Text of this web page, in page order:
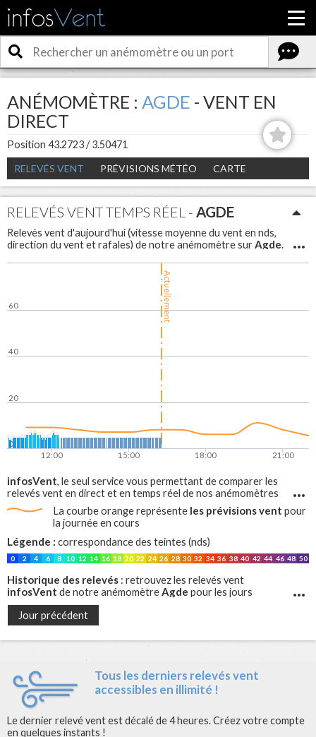
ANÉMOMÈTRE : AGDE - VENT EN
DIRECT
Position 43.2723 / 3.50471
RELEVÉS VENT
PRÉVISIONS MÉTÉO CARTE
RELEVÉS VENT TEMPS RÉEL - AGDE
Relevés vent d'aujourd'hui (vitesse moyenne du vent en nds,
direction du vent et rafales) de notre anémomètre surAgde.
Actuellement
12:00 15:00 18:00 21:00
0
20
40
60
infosVent, le seul service vous permettant de comparer les
relevés vent en direct et en temps réel de nos anémomètres
avec les prévisions vent, sur tout le littoral francais !
La courbe orange représente les prévisions vent pour
la journée en cours
Légende : correspondance des teintes (nds)
0 2 4 6 8 10 12 14 16 18 20 22 24 26 28 30 32 34 36 38 40 42 44 46 48 50
Historique des relevés : retrouvez les relevés vent
infosVent de notre anémomètreAgde pour les jours
précédents
Jour précédent
Tous les derniers relevés vent
accessibles en illimité !
Le dernier relevé vent est décalé de 4 heures. Créez votre compte
en quelques instants !